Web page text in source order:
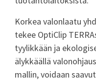
Korkea valonlaatu
tekee OptiClip
tyylikkään ja
älykkäällä
mallin, voidaan